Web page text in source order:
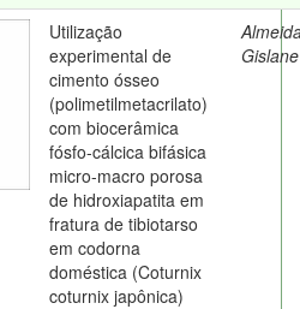
Utilização
experimental de
cimento ósseo
(polimetilmetacrilato)
com biocerâmica
fósfo-cálcica bifásica
micro-macro porosa
de hidroxiapatita em
fratura de tibiotarso
em codorna
doméstica (Coturnix
coturnix japônica)